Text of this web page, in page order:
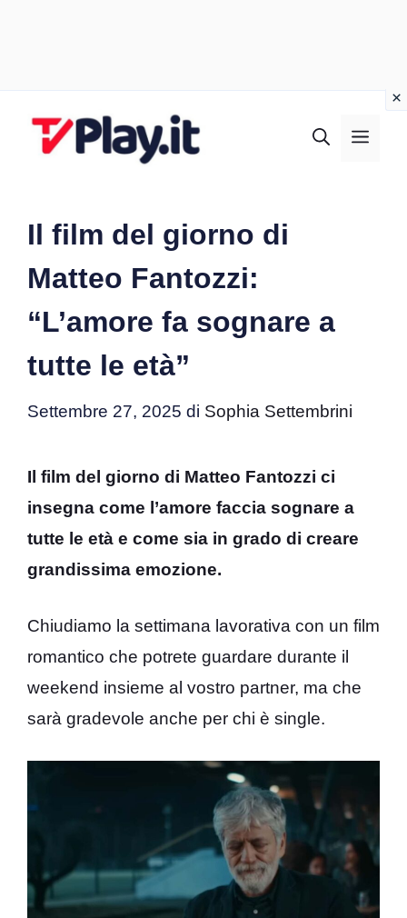
Il film del giorno di
Matteo Fantozzi:
“L’amore fa sognare a
tutte le età”
Settembre 27, 2025 di Sophia Settembrini
Il film del giorno di Matteo Fantozzi ci
insegna come l’amore faccia sognare a
tutte le età e come sia in grado di creare
grandissima emozione.
Chiudiamo la settimana lavorativa con un film
romantico che potrete guardare durante il
weekend insieme al vostro partner, ma che
sarà gradevole anche per chi è single.